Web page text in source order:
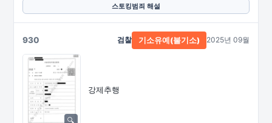
스토킹범죄 해설
930
강제추행
검찰 기소유예(불기소) 2025년 09월